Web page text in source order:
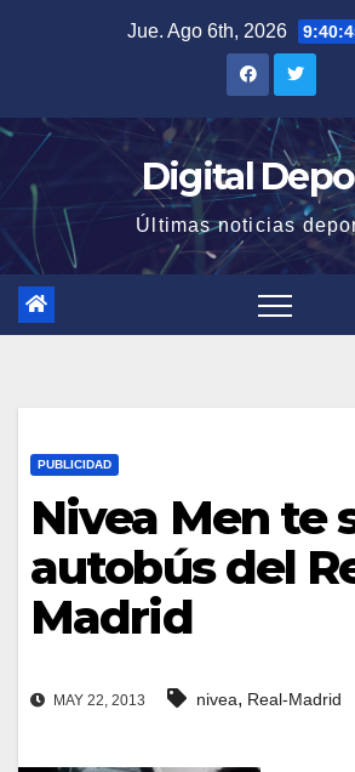
Jue. Ago 6th, 2026
Digital
Últimas noticias
PUBLICIDAD
Nivea Men te
autobús del
Madrid
MAY 22, 2013 nivea, Real-Madrid